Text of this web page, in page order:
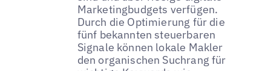
Marketingbudgets verfügen.
Durch die Optimierung für die
fünf bekannten steuerbaren
Signale können lokale Makler
den organischen Suchrang für